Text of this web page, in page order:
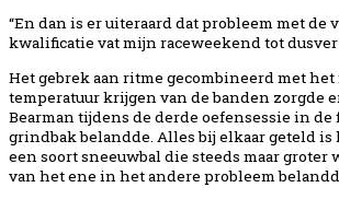
“En dan is er uiteraard dat probleem met de
kwalificatie vat mijn raceweekend tot
Het gebrek aan ritme gecombineerd met het
temperatuur krijgen van de banden zorgde
Bearman tijdens de derde oefensessie in
grindbak belandde. Alles bij elkaar geteld is
een soort sneeuwbal die steeds maar groter
van het ene in het andere probleem